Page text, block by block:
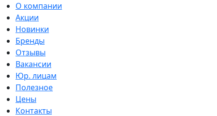
О компании
Акции
Новинки
Бренды
Отзывы
Вакансии
Юр. лицам
Полезное
Цены
Контакты